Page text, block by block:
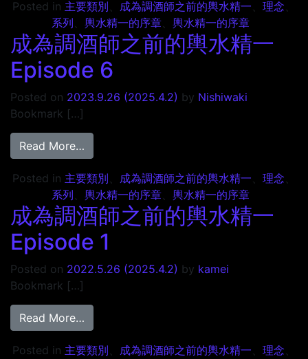
Posted in 主要類別、 成為調酒師之前的輿水精一、 理念、
系列、 輿水精一的序章、 輿水精一的序章
成為調酒師之前的輿水精一
Episode 6
Posted on 2023.9.26 (2025.4.2) by Nishiwaki
Bookmark […]
Read More…
Posted in 主要類別、 成為調酒師之前的輿水精一、 理念、
系列、 輿水精一的序章、 輿水精一的序章
成為調酒師之前的輿水精一
Episode 1
Posted on 2022.5.26 (2025.4.2) by kamei
Bookmark […]
Read More…
Posted in 主要類別、 成為調酒師之前的輿水精一、 理念、